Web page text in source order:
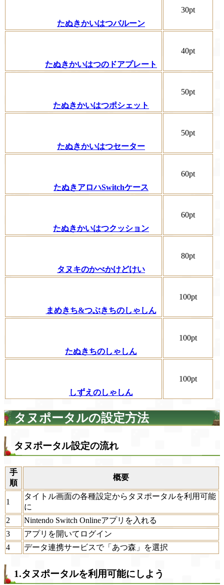
たぬきかいはつバルーン
30pt
たぬきかいはつのドアプレート
40pt
たぬきかいはつポシェット
50pt
たぬきかいはつセーター
50pt
たぬきアロハSwitchケース
60pt
たぬきかいはつクッション
60pt
タヌキのかべかけどけい
80pt
まめきち&つぶきちのしゃしん
100pt
たぬきちのしゃしん
100pt
しずえのしゃしん
100pt
タヌポータルの設定方法
タヌポータル設定の流れ
手
順
概要
1
タイトル画面の各種設定からタヌポータルを利用可能
に
2
Nintendo Switch Onlineアプリを入れる
3
アプリを開いてログイン
4
データ連携サービスで「あつ森」を選択
1.タヌポータルを利用可能にしよう